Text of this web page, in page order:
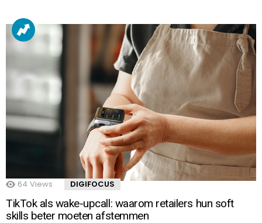
64 Views DIGIFOCUS
TikTok als wake-upcall: waarom retailers hun soft
skills beter moeten afstemmen